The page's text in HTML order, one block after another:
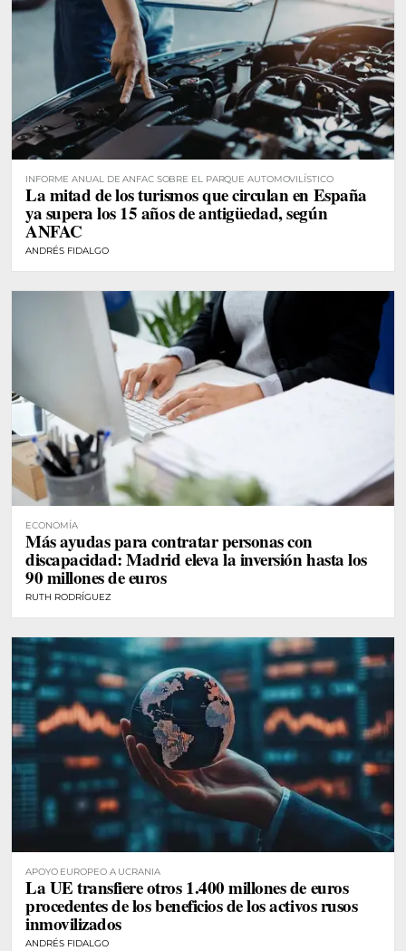
INFORME ANUAL DE ANFAC SOBRE EL PARQUE AUTOMOVILÍSTICO
La mitad de los turismos que circulan en España
ya supera los 15 años de antigüedad, según
ANFAC
ANDRÉS FIDALGO
ECONOMÍA
Más ayudas para contratar personas con
discapacidad: Madrid eleva la inversión hasta los
90 millones de euros
RUTH RODRÍGUEZ
APOYO EUROPEO A UCRANIA
La UE transfiere otros 1.400 millones de euros
procedentes de los beneficios de los activos rusos
inmovilizados
ANDRÉS FIDALGO